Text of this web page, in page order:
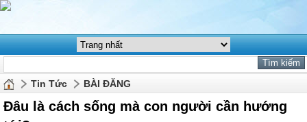
Tin Tức BÀI ĐĂNG
Đâu là cách sống mà con người cần hướng